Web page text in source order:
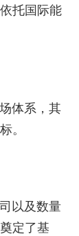
托国际能
体系，其
。
以及数量
定了基